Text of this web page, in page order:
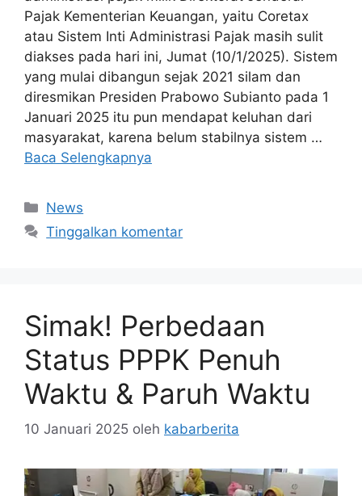
Pajak Kementerian Keuangan, yaitu Coretax
atau Sistem Inti Administrasi Pajak masih sulit
diakses pada hari ini, Jumat (10/1/2025). Sistem
yang mulai dibangun sejak 2021 silam dan
diresmikan Presiden Prabowo Subianto pada 1
Januari 2025 itu pun mendapat keluhan dari
masyarakat, karena belum stabilnya sistem …
Baca Selengkapnya
Kategori
News
Tinggalkan komentar
Simak! Perbedaan
Status PPPK Penuh
Waktu & Paruh Waktu
10 Januari 2025 oleh kabarberita